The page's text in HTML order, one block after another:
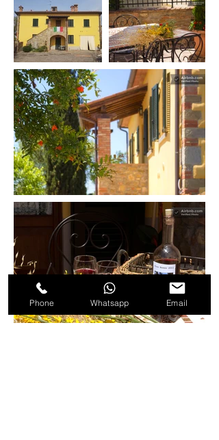
Phone Whatsapp Email